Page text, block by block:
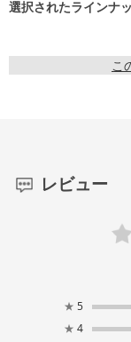
選択されたラインナ
こ
レビュー
★ 5
★ 4